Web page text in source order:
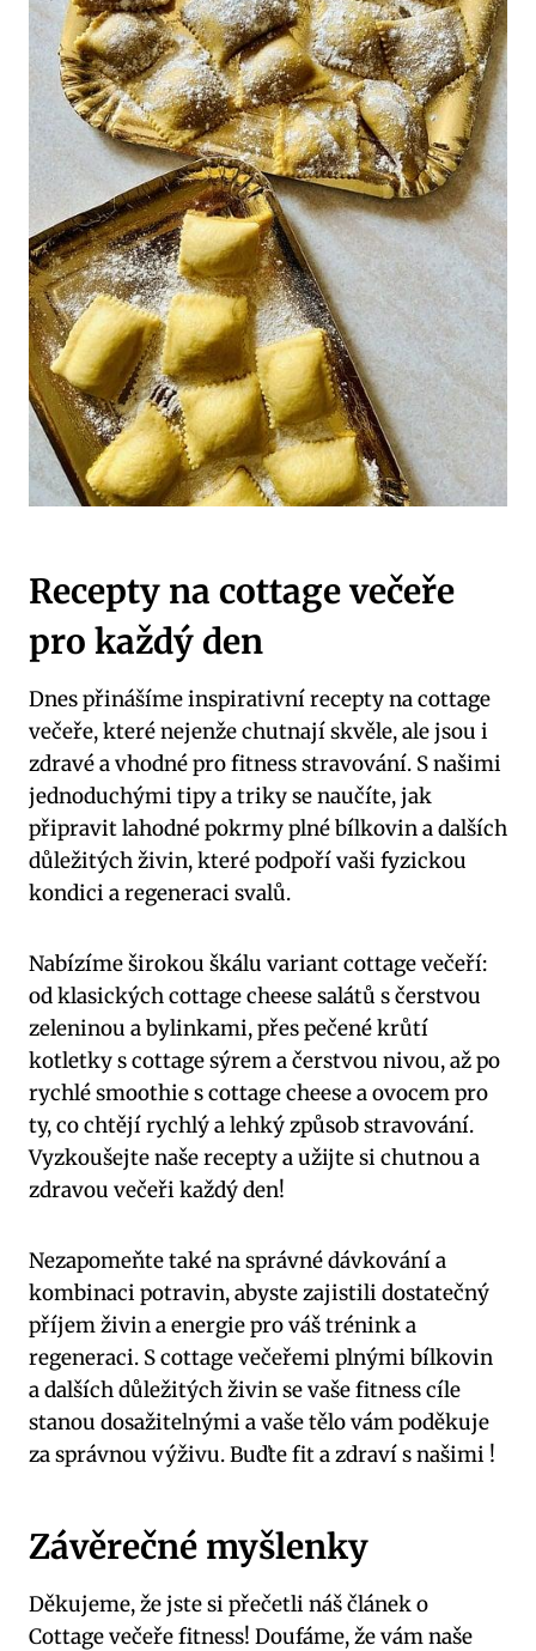
Recepty na cottage večeře
pro každý den
Dnes přinášíme inspirativní recepty na cottage
večeře, které nejenže chutnají skvěle, ale jsou i
zdravé a vhodné pro fitness stravování. S našimi
jednoduchými tipy a triky se naučíte, jak
připravit lahodné pokrmy plné bílkovin a dalších
důležitých živin, které podpoří vaši fyzickou
kondici a regeneraci svalů.
Nabízíme širokou škálu variant cottage večeří:
od klasických cottage cheese salátů s čerstvou
zeleninou a bylinkami, přes pečené krůtí
kotletky s cottage sýrem a čerstvou nivou, až po
rychlé smoothie s cottage cheese a ovocem pro
ty, co chtějí rychlý a lehký způsob stravování.
Vyzkoušejte naše recepty a užijte si chutnou a
zdravou večeři každý den!
Nezapomeňte také na správné dávkování a
kombinaci potravin, abyste zajistili dostatečný
příjem živin a energie pro váš trénink a
regeneraci. S cottage večeřemi plnými bílkovin
a dalších důležitých živin se vaše fitness cíle
stanou dosažitelnými a vaše tělo vám poděkuje
za správnou výživu. Buďte fit a zdraví s našimi !
Závěrečné myšlenky
Děkujeme, že jste si přečetli náš článek o
Cottage večeře fitness! Doufáme, že vám naše